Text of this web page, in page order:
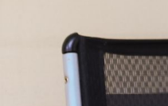
DEPORTES
EXPERTOS